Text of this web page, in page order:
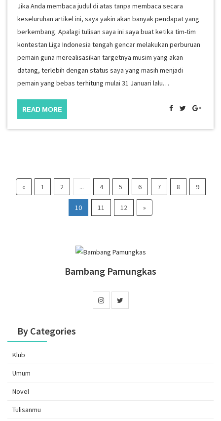
Jika Anda membaca judul di atas tanpa membaca secara
keseluruhan artikel ini, saya yakin akan banyak pendapat yang
berkembang. Apalagi tulisan saya ini saya buat ketika tim-tim
kontestan Liga Indonesia tengah gencar melakukan perburuan
pemain guna merealisasikan targetnya musim yang akan
datang, terlebih dengan status saya yang masih menjadi
pemain yang bebas terhitung mulai 31 Januari lalu…
READ MORE
« 1 2 ... 4 5 6 7 8 9
10 11 12 »
Bambang Pamungkas
By Categories
Klub
Umum
Novel
Tulisanmu